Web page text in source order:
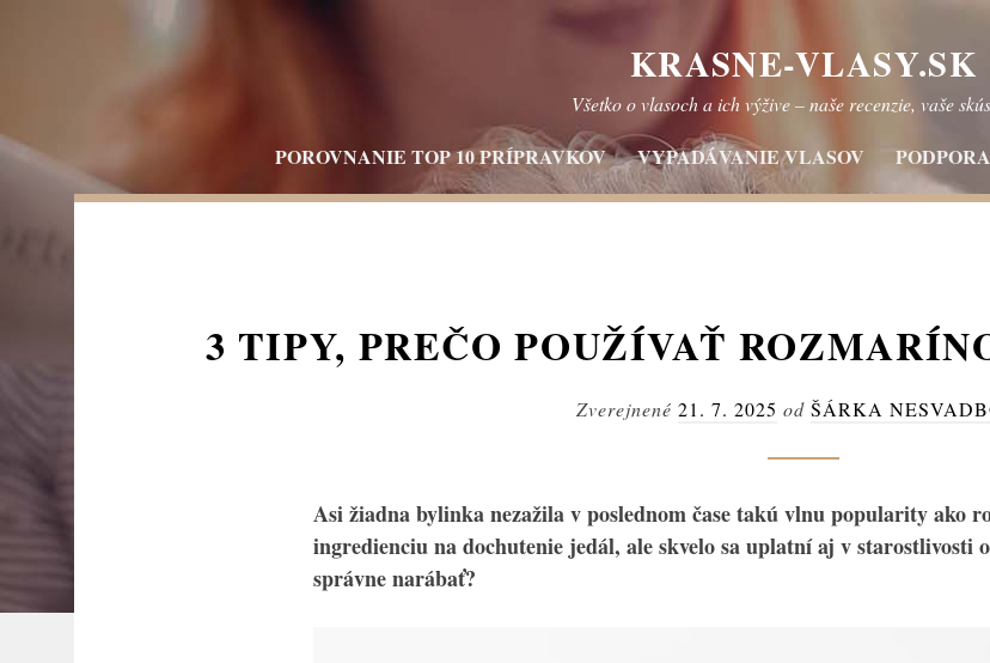
KRASNE-VLASY.SK
Všetko o vlasoch a ich výžive – naše recenzie, vaše
POROVNANIE TOP 10 PRÍPRAVKOV VYPADÁVANIE VLASOV
3 TIPY, PREČO POUŽÍVAŤ
Zverejnené 21. 7. 2025 od ŠÁRKA
Asi žiadna bylinka nezažila v poslednom čase takú vlnu popularity ako
ingredienciu na dochutenie jedál, ale skvelo sa uplatní aj v starostlivosti
správne narábať?